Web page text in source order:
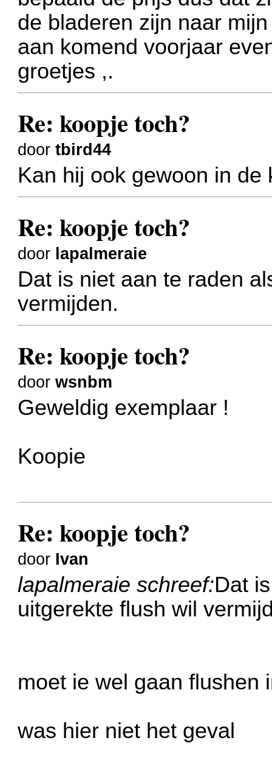
de bladeren zijn naar
aan komend voorjaar
groetjes ,.
Re: koopje toch?
doortbird44
Kan hij ook gewoon in
Re: koopje toch?
door lapalmeraie
Dat is niet aan te raden
vermijden.
Re: koopje toch?
doorwsnbm
Geweldig exemplaar !
Koopie
Re: koopje toch?
door Ivan
lapalmeraie schreef:Dat
uitgerekte flush wil
moet ie wel gaan flushen
was hier niet het geval